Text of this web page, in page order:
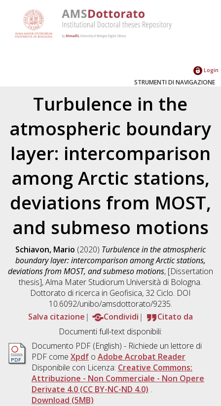
Login
STRUMENTI DI NAVIGAZIONE
Turbulence in the
atmospheric boundary
layer: intercomparison
among Arctic stations,
deviations from MOST,
and submeso motions
Schiavon, Mario (2020) Turbulence in the atmospheric
boundary layer: intercomparison among Arctic stations,
deviations from MOST, and submeso motions, [Dissertation
thesis], Alma Mater Studiorum Università di Bologna.
Dottorato di ricerca in Geofisica, 32 Ciclo. DOI
10.6092/unibo/amsdottorato/9235.
Salva citazione
Condividi
Citato da
Documenti full-text disponibili:
Documento PDF(English) - Richiede un lettore di
PDF come Xpdfo Adobe Acrobat Reader
Disponibile con Licenza: Creative Commons:
Attribuzione - Non Commerciale - Non Opere
Derivate 4.0 (CC BY-NC-ND 4.0) .
Download (5MB)